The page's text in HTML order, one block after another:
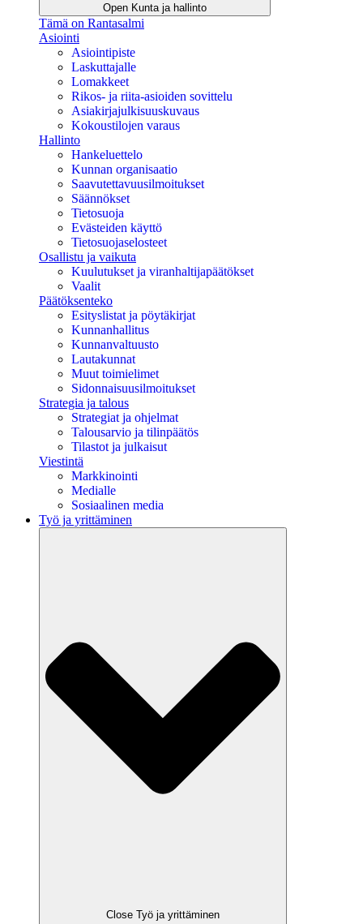
Open Kunta ja hallinto
Tämä on Rantasalmi
Asiointi
Asiointipiste
Laskuttajalle
Lomakkeet
Rikos- ja riita-asioiden sovittelu
Asiakirjajulkisuuskuvaus
Kokoustilojen varaus
Hallinto
Hankeluettelo
Kunnan organisaatio
Saavutettavuusilmoitukset
Säännökset
Tietosuoja
Evästeiden käyttö
Tietosuojaselosteet
Osallistu ja vaikuta
Kuulutukset ja viranhaltijapäätökset
Vaalit
Päätöksenteko
Esityslistat ja pöytäkirjat
Kunnanhallitus
Kunnanvaltuusto
Lautakunnat
Muut toimielimet
Sidonnaisuusilmoitukset
Strategia ja talous
Strategiat ja ohjelmat
Talousarvio ja tilinpäätös
Tilastot ja julkaisut
Viestintä
Markkinointi
Medialle
Sosiaalinen media
Työ ja yrittäminen
Close Työ ja yrittäminen